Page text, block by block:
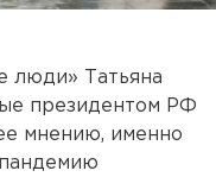
люди» Татьяна
президентом РФ
мнению, именно